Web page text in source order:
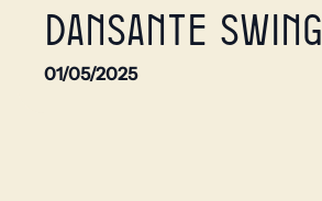
dansante swing
01/05/2025